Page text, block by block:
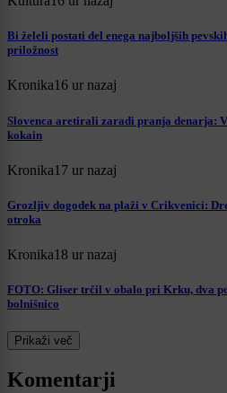
Bi želeli postati del enega najboljših
priložnost
Kronika16 ur nazaj
Slovenca aretirali zaradi pranja denarja:
kokain
Kronika17 ur nazaj
Grozljiv dogodek na plaži v Crikvenici:
otroka
Kronika18 ur nazaj
FOTO: Gliser trčil v obalo pri Krku, dva
bolnišnico
Prikaži več
Komentarji